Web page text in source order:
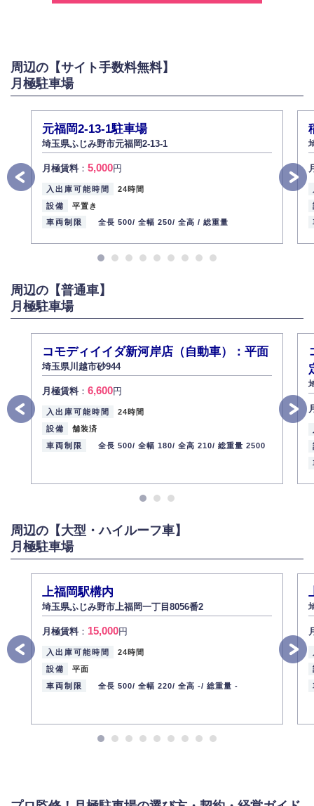
2.個人情報の利用
お問い合わせに対する回答、資料等の送付
採用に関する回答、情報の提供
弊社は取り扱う個人情報の外部への漏洩を防止し、その利用目的に応じて
適切かつ安全に管理します。
4.個人情報の第三者提供
法的義務など正当な理由に基づく要請があった場合を除き、お客様の個人
情報をご本人の同意なく第三者に提供いたしません。
5.個人情報の開示・訂正・削除
お客様ご本人から自己の個人情報開示の請求があった場合、すみやかに開
ん）。
また、個人情報の内容に誤りがあり、ご本人から訂正・追加・削除の請求
6.個人情報管理の社内教育
弊社社員全員が、個人情報の取り扱いについての重要性を理解し、より適
切に管理するよう社内教育を実施してまいります。
2013年12月1日
代表取締役社長 野口 幸男
周辺の【サイト手数料無料】
月極駐車場
元福岡2-13-1駐車場
埼玉県ふじみ野市元福岡2-13-1
月極賃料： 5,000円
入出庫可能時間
24時間
設備
平置き
車両制限
全長 500/ 全幅 250/ 全高 / 総重量
周辺の【普通車】
月極駐車場
コモディイイダ新河岸店（自動車）：平面
埼玉県川越市砂944
月極賃料： 6,600円
入出庫可能時間
24時間
設備
舗装済
車両制限
全長 500/ 全幅 180/ 全高 210/ 総重量 2500
周辺の【大型・ハイルーフ車】
月極駐車場
上福岡駅構内
埼玉県ふじみ野市上福岡一丁目8056番2
月極賃料： 15,000円
入出庫可能時間
24時間
設備
平面
車両制限
全長 500/ 全幅 220/ 全高 -/ 総重量 -